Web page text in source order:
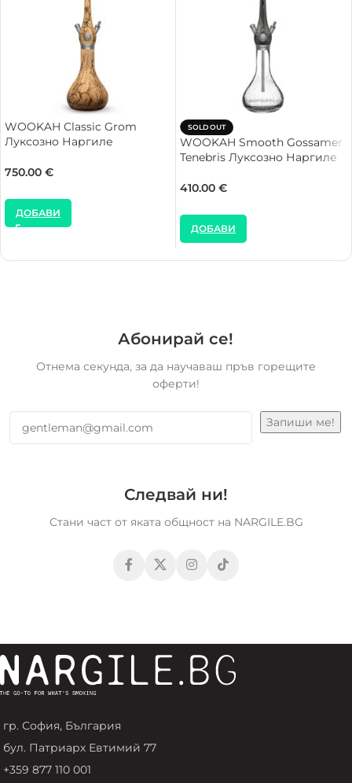
WOOKAH Classic Grom
Луксозно Наргиле
750.00 €
ДОБАВИ
SOLD OUT
WOOKAH Smooth Gossamer
Tenebris Луксозно Наргиле
410.00 €
ДОБАВИ
Абонирай се!
Отнема секунда, за да научаваш пръв горещите
оферти!
Следвай ни!
Стани част от яката общност на NARGILE.BG
гр. София, България
бул. Патриарх Евтимий 77
+359 877 110 001